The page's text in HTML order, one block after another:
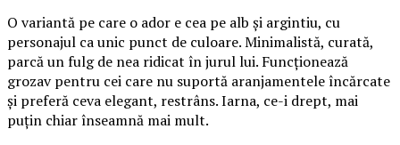
O variantă pe care o ador e cea pe alb și argintiu, cu
personajul ca unic punct de culoare. Minimalistă, curată,
parcă un fulg de nea ridicat în jurul lui. Funcționează
grozav pentru cei care nu suportă aranjamentele încărcate
și preferă ceva elegant, restrâns. Iarna, ce-i drept, mai
puțin chiar înseamnă mai mult.